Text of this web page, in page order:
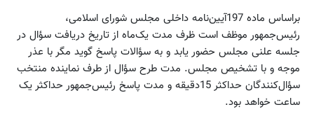
براساس ماده 197آیین‌نامه داخلی مجلس شورای اسلامی،
رئیس‌جمهور موظف است ظرف مدت یک‌ماه از تاریخ دریافت سؤال در
جلسه علنی مجلس حضور یابد و به سؤالات پاسخ گوید مگر با عذر
موجه و با تشخیص مجلس. مدت طرح سؤال از طرف نماینده منتخب
سؤال‌کنندگان حداکثر 15دقیقه و مدت پاسخ رئیس‌جمهور حداکثر یک
ساعت خواهد بود.